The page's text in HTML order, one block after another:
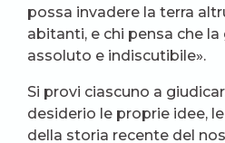
possa invadere la terra
abitanti, e chi pensa che
assoluto e indiscutibile».
Si provi ciascuno a
desiderio le proprie idee,
della storia recente del